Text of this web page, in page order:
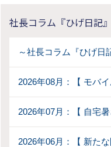
社長コラム『ひげ日記
～社長コラム『ひげ日
2026年08月：【 モバイ
2026年07月：【 自宅
2026年06月：【 新た